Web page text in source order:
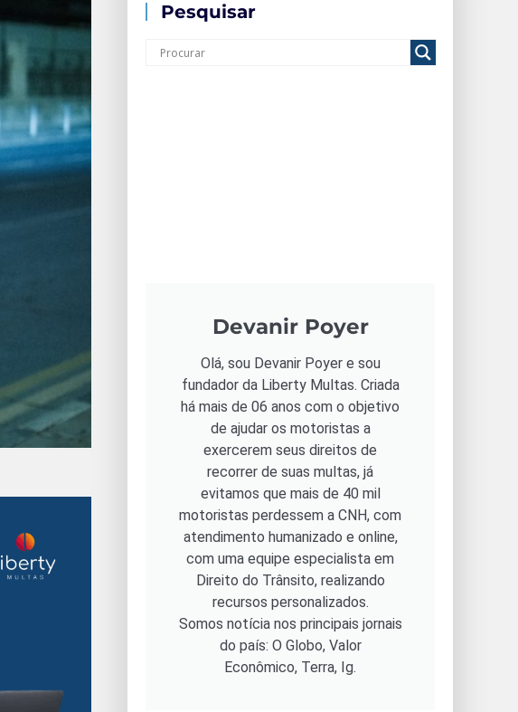
Pesquisar
Devanir Poyer
Olá, sou Devanir Poyer e sou
fundador da Liberty Multas. Criada
há mais de 06 anos com o objetivo
de ajudar os motoristas a
exercerem seus direitos de
recorrer de suas multas, já
evitamos que mais de 40 mil
motoristas perdessem a CNH, com
atendimento humanizado e online,
com uma equipe especialista em
Direito do Trânsito, realizando
recursos personalizados.
Somos notícia nos principais jornais
do país: O Globo, Valor
Econômico, Terra, Ig.